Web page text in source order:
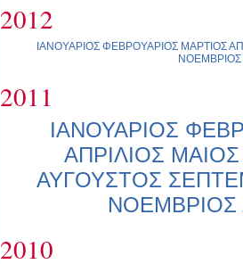
2012
ΙΑΝΟΥΑΡΙΟΣ ΦΕΒΡΟΥΑΡΙΟΣ ΜΑΡΤΙΟΣ
ΝΟΕΜΒΡΙΟΣ
2011
ΙΑΝΟΥΑΡΙΟΣ
ΑΠΡΙΛΙΟΣ ΜΑΙΟΣ
ΑΥΓΟΥΣΤΟΣ
ΝΟΕΜΒΡΙΟΣ
2010